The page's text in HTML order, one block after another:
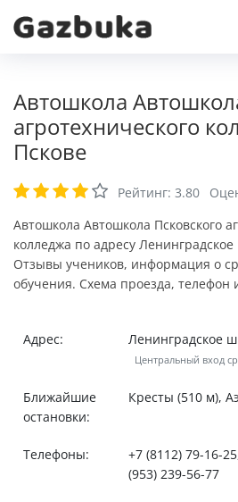
Автошкола
агротехнического
Пскове
Рейтинг: 3.80
Автошкола Автошкола Псковского
колледжа по адресу
Отзывы учеников, информация о
обучения. Схема проезда,
Адрес: Ленинградское
Центральный вход
Ближайшие
остановки:
Кресты (510 м),
Телефоны:
+7 (8112) 79-16-
(953) 239-56-77